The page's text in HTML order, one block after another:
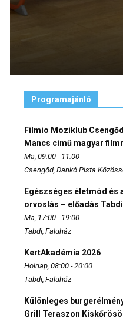
Programajánló
Filmio Moziklub
Mancs című magyar
Ma, 09:00 - 11:00
Csengőd, Dankó Pista
Egészséges életmód és
orvoslás – előadás
Ma, 17:00 - 19:00
Tabdi, Faluház
KertAkadémia 2026
Holnap, 08:00 - 20:00
Tabdi, Faluház
Különleges
Grill Teraszon